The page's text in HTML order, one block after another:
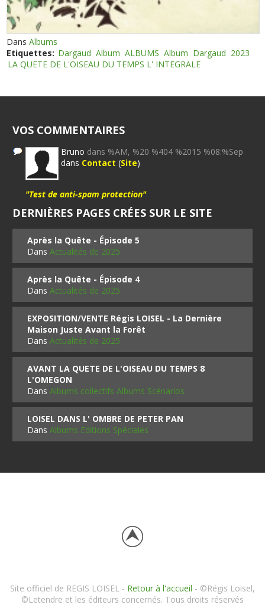
DansAlbums
Etiquettes: Dargaud Album ALBUMS Album Dargaud 2023
LA QUETE DE L'OISEAU DU TEMPS L' INTEGRALE
VOS COMMENTAIRES
Bruno dans %AM, %20 %404 %2015 %08:%Sep
dans Contact (Site)
"Test de anti-spam protection"
DERNIÈRES PAGES CRÉES SUR LE SITE
Après la Quête - Épisode 5
DansActualités de 2025
Après la Quête - Épisode 4
DansActualités de 2025
EXPOSITION/VENTE Régis LOISEL - La Dernière
Maison Juste Avant la Forêt
DansActualités de 2025
AVANT LA QUETE DE L'OISEAU DU TEMPS 8
L'OMEGON
DansAlbums collectifs Albums Scénarios
LOISEL DANS L' OMBRE DE PETER PAN
DansAlbums Editions Spéciales
Site officiel de REGIS LOISEL - Retour à l'accueil - ©Régis Loisel,
©Letendre et les éditeurs concernés. Tous droits réservés